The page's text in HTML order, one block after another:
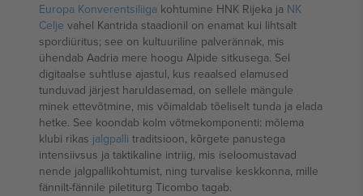
Europa Konverentsiliiga kohtumine HNK Rijeka ja NK
Celje vahel Kantrida staadionil on enamat kui lihtsalt
spordiüritus; see on kultuuriline palverännak, mis
ühendab Aadria mere hoogu Alpide sitkusega. Sel
digitaalse suhtluse ajastul, kus reaalsed elamused
tunduvad järjest haruldasemad, on sellele mängule
minek ettevõtmine, mis võimaldab tõeliselt tunda ja elada
hetke. See koondab kolm võtmekomponenti: mõlema
klubi rikas jalgpalli traditsioon, kõrgete panustega
intensiivsus ja taktikaline intriig, mis iseloomustavad
nende jalgpallikohtumist, ning turvalise keskkonna, mille
fännilt-fännile piletiturg Ticombo tagab.